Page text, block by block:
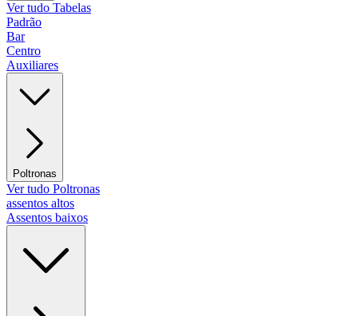
Ver tudo Tabelas
Padrão
Bar
Centro
Auxiliares
Poltronas
Ver tudo Poltronas
assentos altos
Assentos baixos